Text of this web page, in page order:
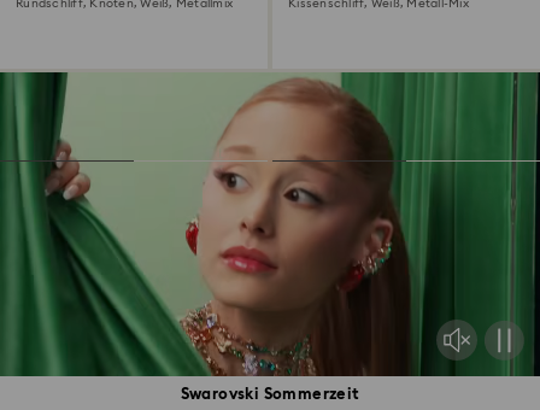
Swarovski Sommerzeit
Rundschliff, Knoten, Weiß, Metallmix Kissenschliff, Weiß, Metall-Mix